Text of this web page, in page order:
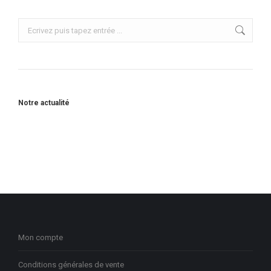
Notre actualité
Mon compte
Conditions générales de vente